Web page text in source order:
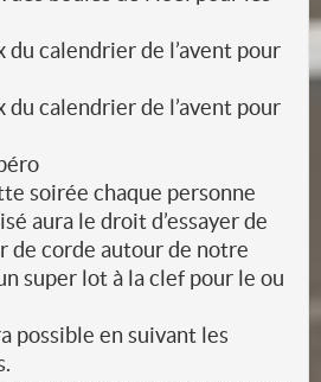
du calendrier de l’avent pour
du calendrier de l’avent pour
soirée chaque personne
aura le droit d’essayer de
de corde autour de notre
super lot à la clef pour le ou
possible en suivant les